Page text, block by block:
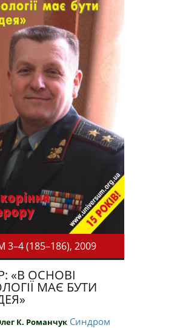
(185–186), 2009
«В ОСНОВІ
МАЄ БУТИ
К. Романчук Синдром